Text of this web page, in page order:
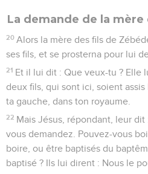
La demande de la mère
20 Alors la mère des fils de
ses fils, et se prosterna pour lui
21 Et il lui dit : Que veux-tu ? Elle
deux fils, qui sont ici, soient
ta gauche, dans ton royaume.
22 Mais Jésus, répondant, leur
vous demandez. Pouvez-vous
boire, ou être baptisés du
baptisé ? Ils lui dirent : Nous le